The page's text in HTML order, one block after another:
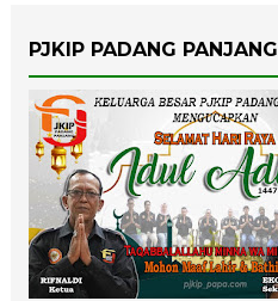
PJKIP PADANG PANJANG